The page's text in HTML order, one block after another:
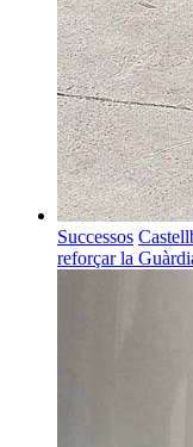
Successos
reforçar la